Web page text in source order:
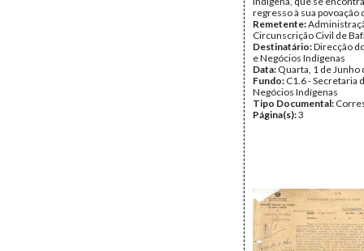
regresso à sua povoação
Remetente:
Circunscrição Civil de
Destinatário:Direcção
e Negócios Indígenas
Data: Quarta, 1 de Junho
Fundo: C1.6 - Secretaria
Negócios Indígenas
Tipo Documental:
Página(s):3